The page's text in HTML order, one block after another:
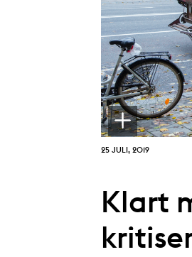
25 JULI, 2019
Klart